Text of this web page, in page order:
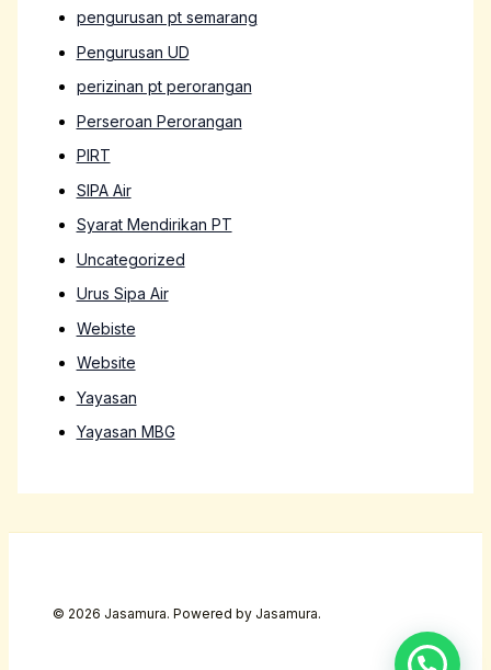
pengurusan pt semarang
Pengurusan UD
perizinan pt perorangan
Perseroan Perorangan
PIRT
SIPA Air
Syarat Mendirikan PT
Uncategorized
Urus Sipa Air
Webiste
Website
Yayasan
Yayasan MBG
© 2026 Jasamura. Powered by Jasamura.